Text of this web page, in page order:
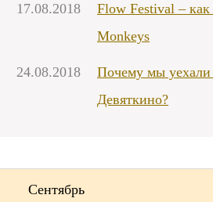
17.08.2018
Flow Festival –
Monkeys
24.08.2018
Почему мы уехали
Девяткино?
Сентябрь